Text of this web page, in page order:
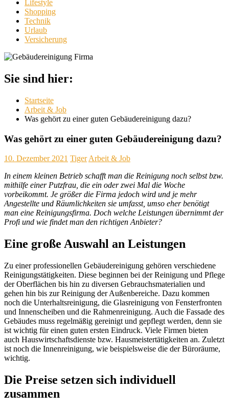
Lifestyle
Shopping
Technik
Urlaub
Versicherung
Sie sind hier:
Startseite
Arbeit & Job
Was gehört zu einer guten Gebäudereinigung dazu?
Was gehört zu einer guten Gebäudereinigung dazu?
10. Dezember 2021 Tiger Arbeit & Job
In einem kleinen Betrieb schafft man die Reinigung noch selbst bzw.
mithilfe einer Putzfrau, die ein oder zwei Mal die Woche
vorbeikommt. Je größer die Firma jedoch wird und je mehr
Angestellte und Räumlichkeiten sie umfasst, umso eher benötigt
man eine Reinigungsfirma. Doch welche Leistungen übernimmt der
Profi und wie findet man den richtigen Anbieter?
Eine große Auswahl an Leistungen
Zu einer professionellen Gebäudereinigung gehören verschiedene
Reinigungstätigkeiten. Diese beginnen bei der Reinigung und Pflege
der Oberflächen bis hin zu diversen Gebrauchsmaterialien und
gehen hin bis zur Reinigung der Außenbereiche. Dazu kommen
noch die Unterhaltsreinigung, die Glasreinigung von Fensterfronten
und Innenscheiben und die Rahmenreinigung. Auch die Fassade des
Gebäudes muss regelmäßig gereinigt und gepflegt werden, denn sie
ist wichtig für einen guten ersten Eindruck. Viele Firmen bieten
auch Hauswirtschaftsdienste bzw. Hausmeistertätigkeiten an. Zuletzt
ist noch die Innenreinigung, wie beispielsweise die der Büroräume,
wichtig.
Die Preise setzen sich individuell
zusammen